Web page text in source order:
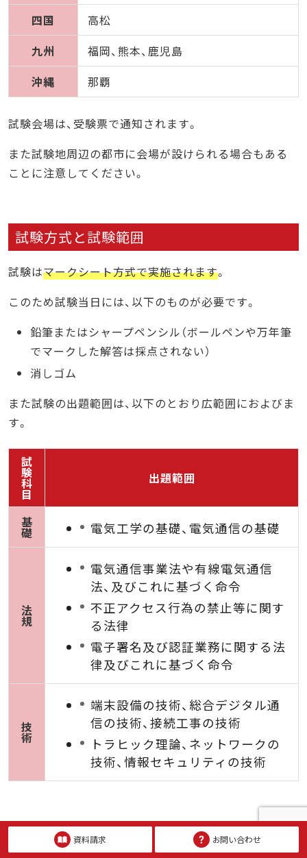
四国
高松
九州
福岡、熊本、鹿児島
沖縄
那覇
試験会場は、受験票で通知されます。
また試験地周辺の都市に会場が設けられる場合もある
ことに注意してください。
試験方式と試験範囲
試験はマークシート方式で実施されます。
このため試験当日には、以下のものが必要です。
鉛筆またはシャープペンシル（ボールペンや万年筆
でマークした解答は採点されない）
消しゴム
また試験の出題範囲は、以下のとおり広範囲におよびま
す。
試
験
科
目
出題範囲
基
礎 電気工学の基礎、電気通信の基礎
法
規
電気通信事業法や有線電気通信
法、及びこれに基づく命令
不正アクセス行為の禁止等に関す
る法律
電子署名及び認証業務に関する法
律及びこれに基づく命令
技
術
端末設備の技術、総合デジタル通
信の技術、接続工事の技術
トラヒック理論、ネットワークの
技術、情報セキュリティの技術
合格ライン資料請求 お問い合わせ